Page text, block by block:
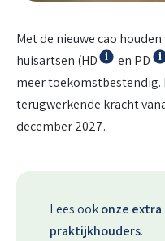
Met de nieuwe cao
huisartsen (HD
Info
en PD
meer toekomstbestendig.
terugwerkende kracht
december 2027.
Lees ookonze
praktijkhouders.